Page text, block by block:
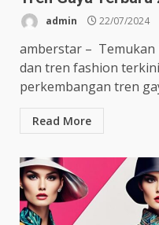
admin 22/07/2024
amberstar – Temukan
dan tren fashion
perkembangan tren
Read More